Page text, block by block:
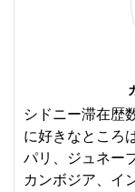
シドニー滞在歴
に好きなところ
パリ、ジュネー
カンボジア、イ